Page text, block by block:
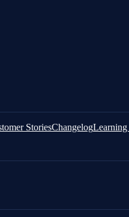
StoriesChangelogLearning